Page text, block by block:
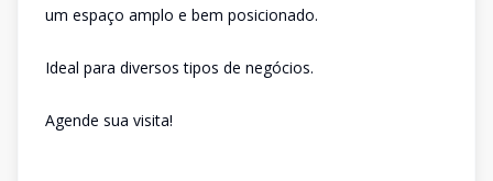
um espaço amplo e bem posicionado.
Ideal para diversos tipos de negócios.
Agende sua visita!